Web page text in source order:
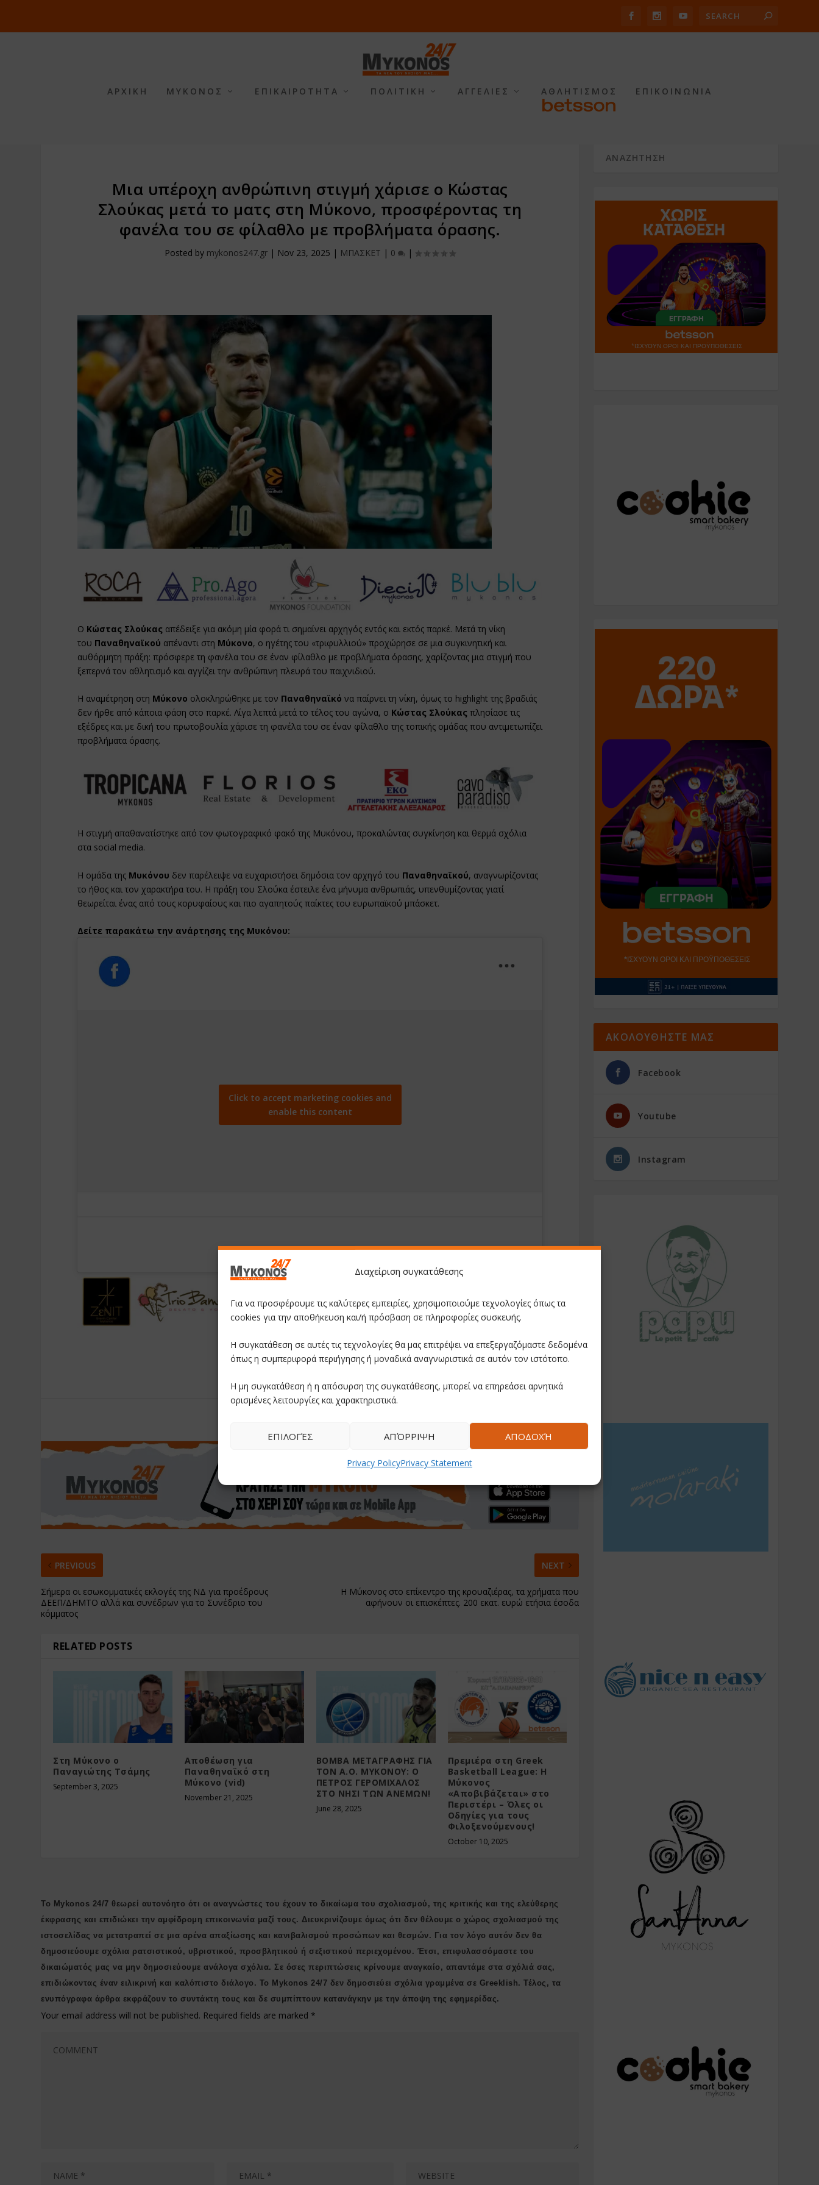
Διαχείριση συγκατάθεσης
Για να προσφέρουμε τις καλύτερες εμπειρίες, χρησιμοποιούμε τεχνολογίες όπως τα
cookies για την αποθήκευση και/ή πρόσβαση σε πληροφορίες συσκευής.
Η συγκατάθεση σε αυτές τις τεχνολογίες θα μας επιτρέψει να επεξεργαζόμαστε δεδομένα
όπως η συμπεριφορά περιήγησης ή μοναδικά αναγνωριστικά σε αυτόν τον ιστότοπο.
Η μη συγκατάθεση ή η απόσυρση της συγκατάθεσης, μπορεί να επηρεάσει αρνητικά
ορισμένες λειτουργίες και χαρακτηριστικά.
ΑΠΟΔΟΧΉ
ΑΠΌΡΡΙΨΗ
ΕΠΙΛΟΓΈΣ
Privacy PolicyPrivacy Statement
ΑΡΧΙΚΗ ΜΥΚΟΝΟΣ ΕΠΙΚΑΙΡΟΤΗΤΑ ΠΟΛΙΤΙΚΗ ΑΓΓΕΛΙΕΣ ΑΘΛΗΤΙΣΜΟΣ ΕΠΙΚΟΙΝΩΝΙΑ
Μια υπέροχη ανθρώπινη στιγμή χάρισε ο Κώστας
Σλούκας μετά το ματς στη Μύκονο, προσφέροντας τη
φανέλα του σε φίλαθλο με προβλήματα όρασης.
Posted by mykonos247.gr | Nov 23, 2025 | ΜΠΑΣΚΕΤ | 0 |
Ο Κώστας Σλούκας απέδειξε για ακόμη μία φορά τι σημαίνει αρχηγός εντός και εκτός παρκέ. Μετά τη νίκη
του Παναθηναϊκού απέναντι στη Μύκονο, ο ηγέτης του «τριφυλλιού» προχώρησε σε μια συγκινητική και
αυθόρμητη πράξη: πρόσφερε τη φανέλα του σε έναν φίλαθλο με προβλήματα όρασης, χαρίζοντας μια στιγμή που
ξεπερνά τον αθλητισμό και αγγίζει την ανθρώπινη πλευρά του παιχνιδιού.
Η αναμέτρηση στη Μύκονο ολοκληρώθηκε με τον Παναθηναϊκό να παίρνει τη νίκη, όμως το highlight της βραδιάς
δεν ήρθε από κάποια φάση στο παρκέ. Λίγα λεπτά μετά το τέλος του αγώνα, ο Κώστας Σλούκας πλησίασε τις
εξέδρες και με δική του πρωτοβουλία χάρισε τη φανέλα του σε έναν φίλαθλο της τοπικής ομάδας που αντιμετωπίζει
προβλήματα όρασης.
Η στιγμή απαθανατίστηκε από τον φωτογραφικό φακό της Μυκόνου, προκαλώντας συγκίνηση και θερμά σχόλια
στα social media.
Η ομάδα της Μυκόνου δεν παρέλειψε να ευχαριστήσει δημόσια τον αρχηγό του Παναθηναϊκού, αναγνωρίζοντας
το ήθος και τον χαρακτήρα του. Η πράξη του Σλούκα έστειλε ένα μήνυμα ανθρωπιάς, υπενθυμίζοντας γιατί
θεωρείται ένας από τους κορυφαίους και πιο αγαπητούς παίκτες του ευρωπαϊκού μπάσκετ.
Δείτε παρακάτω την ανάρτησης της Μυκόνου:
Click to accept marketing cookies and
enable this content
PREVIOUS
Σήμερα οι εσωκομματικές εκλογές της ΝΔ για προέδρους
ΔΕΕΠ/ΔΗΜΤΟ αλλά και συνέδρων για το Συνέδριο του
κόμματος
NEXT
H Μύκονος στο επίκεντρο της κρουαζιέρας, τα χρήματα που
αφήνουν οι επισκέπτες. 200 εκατ. ευρώ ετήσια έσοδα
RELATED POSTS
Στη Μύκονο ο
Παναγιώτης Τσάμης
September 3, 2025
Αποθέωση για
Παναθηναϊκό στη
Μύκονο (vid)
November 21, 2025
ΒΟΜΒΑ ΜΕΤΑΓΡΑΦΗΣ ΓΙΑ
ΤΟΝ Α.Ο. ΜΥΚΟΝΟΥ: Ο
ΠΕΤΡΟΣ ΓΕΡΟΜΙΧΑΛΟΣ
ΣΤΟ ΝΗΣΙ ΤΩΝ ΑΝΕΜΩΝ!
June 28, 2025
Πρεμιέρα στη Greek
Basketball League: Η
Μύκονος
«Αποβιβάζεται» στο
Περιστέρι – Όλες οι
Οδηγίες για τους
Φιλοξενούμενους!
October 10, 2025
Το Mykonos 24/7 θεωρεί αυτονόητο ότι οι αναγνώστες του έχουν το δικαίωμα του σχολιασμού, της κριτικής και της ελεύθερης
έκφρασης και επιδιώκει την αμφίδρομη επικοινωνία μαζί τους. Διευκρινίζουμε όμως ότι δεν θέλουμε ο χώρος σχολιασμού της
ιστοσελίδας να μετατραπεί σε μια αρένα απαξίωσης και κανιβαλισμού προσώπων και θεσμών. Για τον λόγο αυτόν δεν θα
δημοσιεύουμε σχόλια ρατσιστικού, υβριστικού, προσβλητικού ή σεξιστικού περιεχομένου. Έτσι, επιφυλασσόμαστε του
δικαιώματός μας να μην δημοσιεύουμε ανάλογα σχόλια. Σε όσες περιπτώσεις κρίνουμε αναγκαίο, απαντάμε στα σχόλιά σας,
επιδιώκοντας έναν ειλικρινή και καλόπιστο διάλογο. Το Μykonos 24/7 δεν δημοσιεύει σχόλια γραμμένα σε Greeklish. Τέλος, τα
ενυπόγραφα άρθρα εκφράζουν το συντάκτη τους και δε συμπίπτουν κατανάγκην με την άποψη της εφημερίδας.
Your email address will not be published. Required fields are marked *
ΑΚΟΛΟΥΘΗΣΤΕ ΜΑΣ
Facebook
Youtube
Instagram